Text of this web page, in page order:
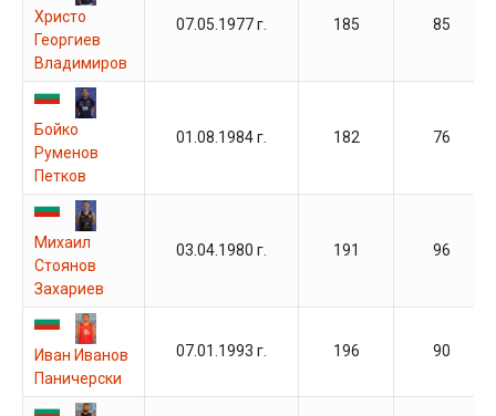
Христо
Георгиев
Владимиров
07.05.1977 г. 185 85
Бойко
Руменов
Петков
01.08.1984 г. 182 76
Михаил
Стоянов
Захариев
03.04.1980 г. 191 96
Иван Иванов
Паничерски
07.01.1993 г. 196 90